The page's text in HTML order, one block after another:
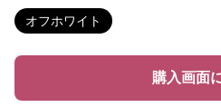
オフホワイト
購入画面